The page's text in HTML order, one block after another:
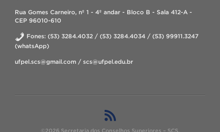
Rua Gomes Carneiro, nº 1 - 4º andar - Bloco B - Sala 412-A -
CEP 96010-610
Fones: (53) 3284.4032 / (53) 3284.4034 / (53) 99911.3247
(whatsApp)
ufpel.scs@gmail.com / scs@ufpel.edu.br
©2026 Secretaria dos Conselhos Superiores – SCS.